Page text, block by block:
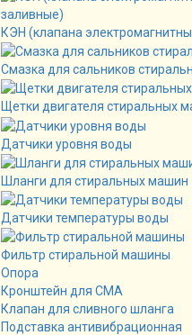
КЭН (клапана
Смазка для сальников
Щетки двигателя стиральных
Датчики уровня воды
Шланги для стиральных машин
Датчики температуры воды
Фильтр стиральной машины
Опора
Кронштейн для СМА
Клапан для сливного шланга
Подставка антивибрационная